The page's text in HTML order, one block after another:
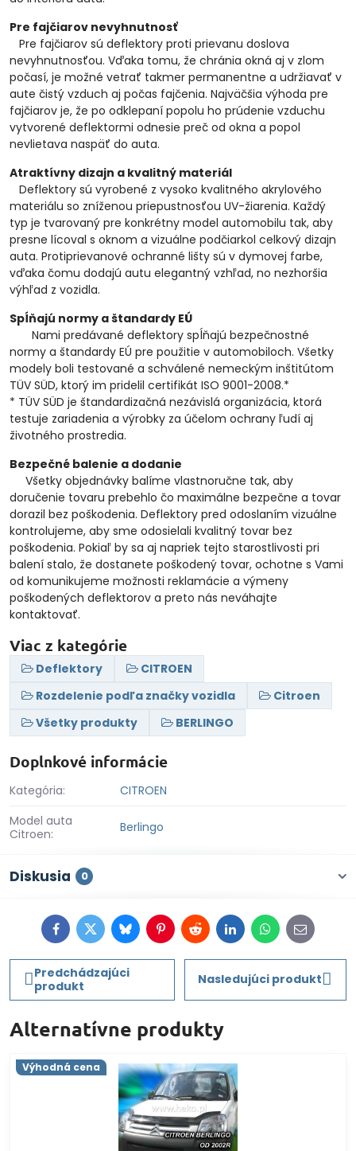
Pre fajčiarov nevyhnutnosť
Pre fajčiarov sú deflektory proti prievanu doslova
nevyhnutnosťou. Vďaka tomu, že chránia okná aj v zlom
počasí, je možné vetrať takmer permanentne a udržiavať v
aute čistý vzduch aj počas fajčenia. Najväčšia výhoda pre
fajčiarov je, že po odklepaní popolu ho prúdenie vzduchu
vytvorené deflektormi odnesie preč od okna a popol
nevlietava naspäť do auta.
Atraktívny dizajn a kvalitný materiál
Deflektory sú vyrobené z vysoko kvalitného akrylového
materiálu so zníženou priepustnosťou UV-žiarenia. Každý
typ je tvarovaný pre konkrétny model automobilu tak, aby
presne lícoval s oknom a vizuálne podčiarkol celkový dizajn
auta. Protiprievanové ochranné lišty sú v dymovej farbe,
vďaka čomu dodajú autu elegantný vzhľad, no nezhoršia
výhľad z vozidla.
Spĺňajú normy a štandardy EÚ
Nami predávané deflektory spĺňajú bezpečnostné
normy a štandardy EÚ pre použitie v automobiloch. Všetky
modely boli testované a schválené nemeckým inštitútom
TÜV SÜD, ktorý im pridelil certifikát ISO 9001-2008.*
* TÜV SÜD je štandardizačná nezávislá organizácia, ktorá
testuje zariadenia a výrobky za účelom ochrany ľudí aj
životného prostredia.
Bezpečné balenie a dodanie
Všetky objednávky balíme vlastnoručne tak, aby
doručenie tovaru prebehlo čo maximálne bezpečne a tovar
dorazil bez poškodenia. Deflektory pred odoslaním vizuálne
kontrolujeme, aby sme odosielali kvalitný tovar bez
poškodenia. Pokiaľ by sa aj napriek tejto starostlivosti pri
balení stalo, že dostanete poškodený tovar, ochotne s Vami
od komunikujeme možnosti reklamácie a výmeny
poškodených deflektorov a preto nás neváhajte
kontaktovať.
Viac z kategórie
Deflektory
CITROEN
Rozdelenie podľa značky vozidla
Citroen
Všetky produkty
BERLINGO
Doplnkové informácie
Kategória:
CITROEN
Model auta
Citroen:
Berlingo
Diskusia 0
FacebookTwitterBlueskyPinterestRedditLinkedInWhatsApp
E-
mail
Predchádzajúci
produkt
Nasledujúci produkt
Alternatívne produkty
Výhodná cena